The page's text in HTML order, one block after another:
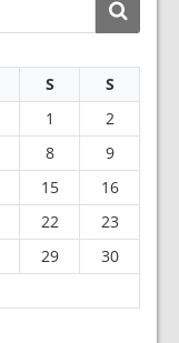
S
S
1
2
8
9
15
16
22
23
29
30